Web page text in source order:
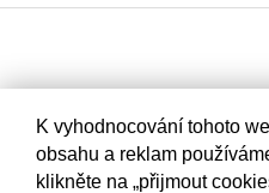
K vyhodnocování tohoto
obsahu a reklam
klikněte na „přijmout